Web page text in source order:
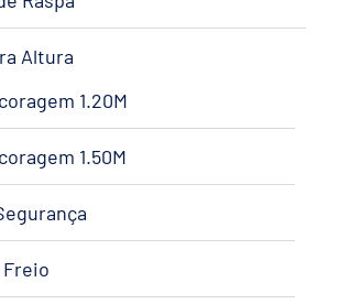
Altura
1.20M
1.50M